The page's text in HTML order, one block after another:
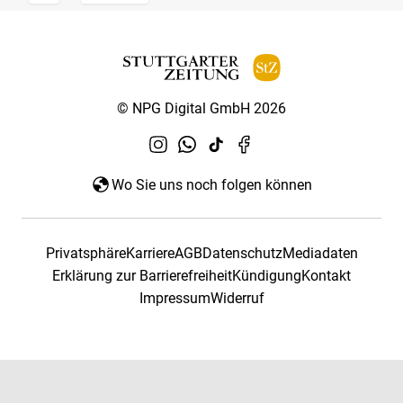
© NPG Digital GmbH 2026
Wo Sie uns noch folgen können
PrivatsphäreKarriereAGBDatenschutzMediadaten
Erklärung zur BarrierefreiheitKündigungKontakt
ImpressumWiderruf